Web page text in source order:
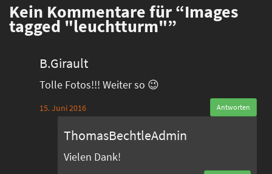
Kein Kommentare für “Images
tagged "leuchtturm"”
B.Girault
Tolle Fotos!!! Weiter so 😉
15. Juni 2016 Antworten
ThomasBechtleAdmin
Vielen Dank!